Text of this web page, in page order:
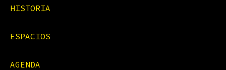
HISTORIA
ESPACIOS
AGENDA